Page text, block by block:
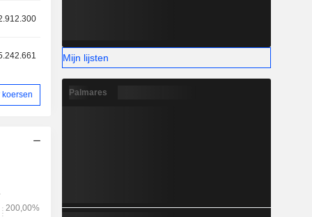
koersen
Mijn lijsten
Palmares